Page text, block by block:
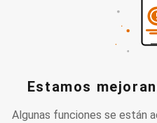
Estamos
Algunas funciones se están